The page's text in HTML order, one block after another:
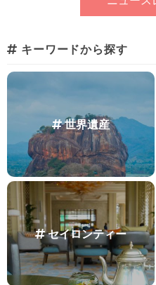
キーワードから探す
世界遺産
セイロンティー